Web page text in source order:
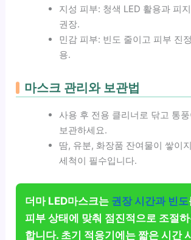
지성 피부: 청색 LED 활용과 피
권장.
민감 피부: 빈도 줄이고 피부 진
용.
마스크 관리와 보관법
사용 후 전용 클리너로 닦고 통
보관하세요.
땀, 유분, 화장품 잔여물이 쌓이
세척이 필수입니다.
더마 LED마스크는 권장 시간과 빈도
피부 상태에 맞춰 점진적으로 조절
합니다. 초기 적응기에는 짧은 시간